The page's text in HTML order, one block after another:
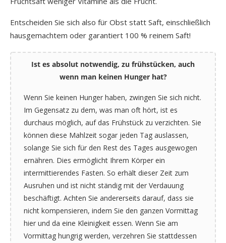
Entscheiden Sie sich also für Obst statt Saft, einschließlich
hausgemachtem oder garantiert 100 % reinem Saft!
Ist es absolut notwendig, zu frühstücken, auch
wenn man keinen Hunger hat?
Wenn Sie keinen Hunger haben, zwingen Sie sich nicht.
Im Gegensatz zu dem, was man oft hört, ist es
durchaus möglich, auf das Frühstück zu verzichten. Sie
können diese Mahlzeit sogar jeden Tag auslassen,
solange Sie sich für den Rest des Tages ausgewogen
ernähren. Dies ermöglicht Ihrem Körper ein
intermittierendes Fasten. So erhält dieser Zeit zum
Ausruhen und ist nicht ständig mit der Verdauung
beschäftigt. Achten Sie andererseits darauf, dass sie
nicht kompensieren, indem Sie den ganzen Vormittag
hier und da eine Kleinigkeit essen. Wenn Sie am
Vormittag hungrig werden, verzehren Sie stattdessen